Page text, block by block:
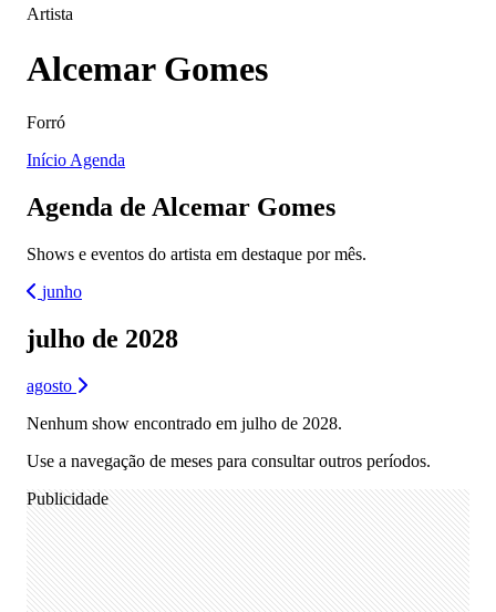
Artista
Alcemar Gomes
Forró
Início Agenda
Agenda de Alcemar Gomes
Shows e eventos do artista em destaque por mês.
junho
julho de 2028
agosto
Nenhum show encontrado em julho de 2028.
Use a navegação de meses para consultar outros períodos.
Publicidade